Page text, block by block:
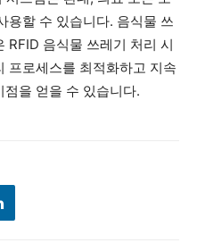
용할 수 있습니다. 음식물 쓰
RFID 음식물 쓰레기 처리 시
프로세스를 최적화하고 지속
을 얻을 수 있습니다.